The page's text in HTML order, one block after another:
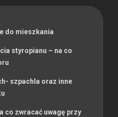
do mieszkania
styropianu – na co
szpachla oraz inne
co zwracać uwagę przy